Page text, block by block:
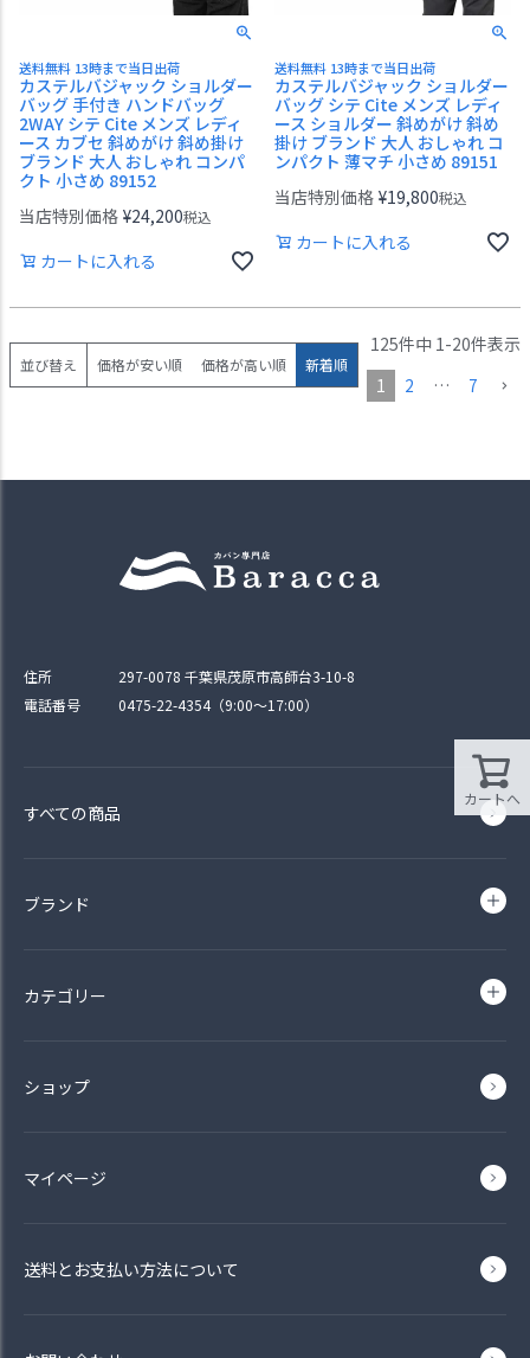
送料無料 13時まで当日出荷
カステルバジャック ショルダー
バッグ 手付き ハンドバッグ
2WAY シテ Cite メンズ レディ
ース カブセ 斜めがけ 斜め掛け
ブランド 大人 おしゃれ コンパ
クト 小さめ 89152
当店特別価格 ¥24,200税込
カートに入れる
送料無料 13時まで当日出荷
カステルバジャック ショルダー
バッグ シテ Cite メンズ レディ
ース ショルダー 斜めがけ 斜め
掛け ブランド 大人 おしゃれ コ
ンパクト 薄マチ 小さめ 89151
当店特別価格 ¥19,800税込
カートに入れる
並び替え 価格が安い順 価格が高い順 新着順
125件中 1 -20件表示
1
2 … 7
カートへ
住所
297-0078 千葉県茂原市高師台3-10-8
電話番号
0475-22-4354（9:00〜17:00）
すべての商品
ブランド
カテゴリー
ショップ
マイページ
送料とお支払い方法について